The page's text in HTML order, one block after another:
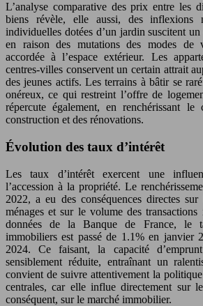
L’analyse comparative des prix entre les
biens révèle, elle aussi, des inflexions
individuelles dotées d’un jardin suscitent
en raison des mutations des modes de
accordée à l’espace extérieur. Les
centres-villes conservent un certain attrait
des jeunes actifs. Les terrains à bâtir se
onéreux, ce qui restreint l’offre de
répercute également, en renchérissant
construction et des rénovations.
Évolution des taux d’intérêt
Les taux d’intérêt exercent une
l’accession à la propriété. Le
2022, a eu des conséquences directes
ménages et sur le volume des
données de la Banque de France, le
immobiliers est passé de 1.1% en janvier
2024. Ce faisant, la capacité
sensiblement réduite, entraînant un
convient de suivre attentivement la
centrales, car elle influe directement sur
conséquent, sur le marché immobilier.